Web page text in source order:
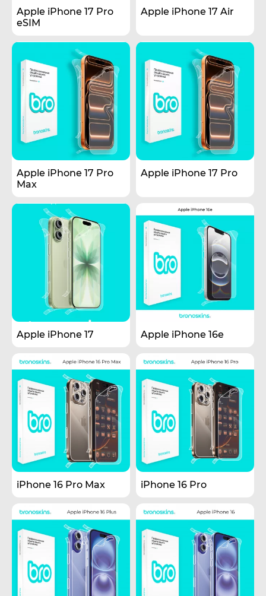
Apple iPhone 17 Pro
eSIM
Apple iPhone 17 Air
Apple iPhone 17 Pro
Max
Apple iPhone 17 Pro
Apple iPhone 17 Apple iPhone 16e
iPhone 16 Pro Max iPhone 16 Pro